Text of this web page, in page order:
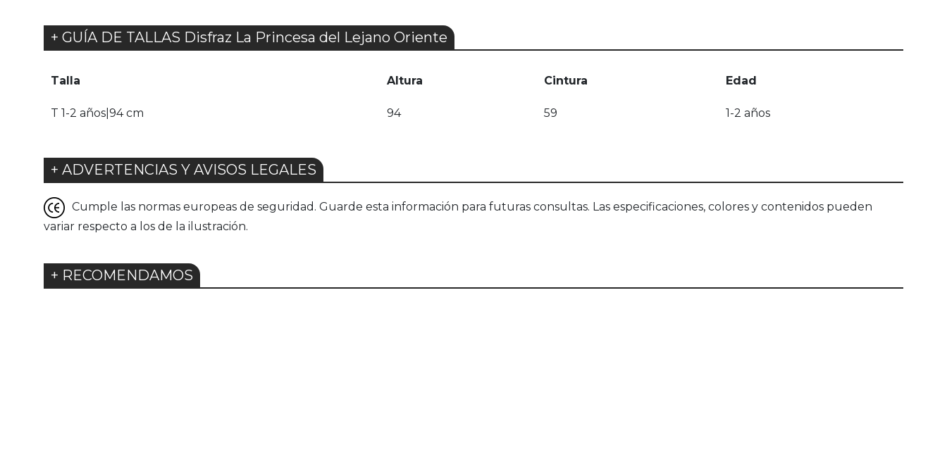
+ GUÍA DE TALLAS Disfraz La Princesa del Lejano Oriente
Talla Altura Cintura Edad
T 1-2 años|94 cm 94 59 1-2 años
+ ADVERTENCIAS Y AVISOS LEGALES
Cumple las normas europeas de seguridad. Guarde esta información para futuras consultas. Las especificaciones, colores y contenidos pueden
variar respecto a los de la ilustración.
+ RECOMENDAMOS